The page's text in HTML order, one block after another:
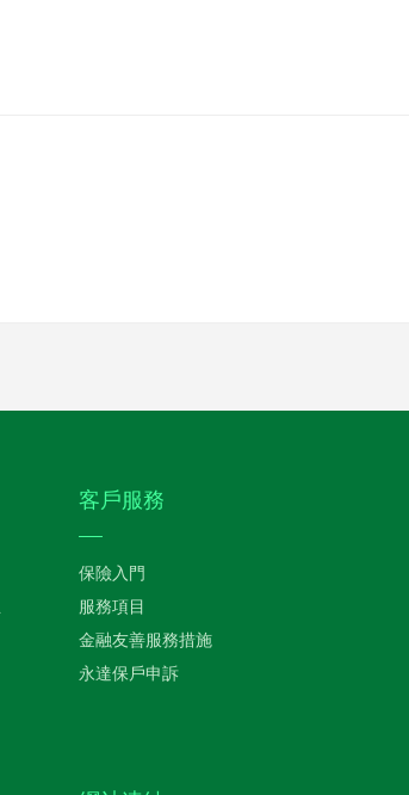
客戶服務
保險入門
服務項目
金融友善服務措施
永達保戶申訴